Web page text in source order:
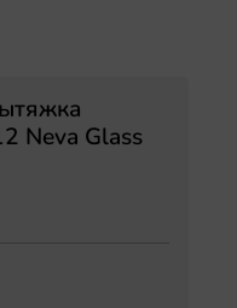
Neva Glass